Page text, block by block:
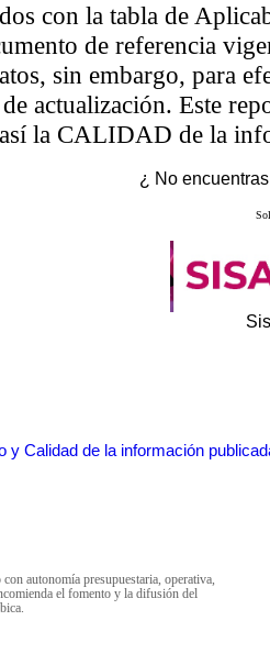
con la tabla de
de referencia
sin embargo, para
actualización. Este
la CALIDAD de la
¿ No
y Calidad de la información
autonomía presupuestaria, operativa,
el fomento y la difusión del